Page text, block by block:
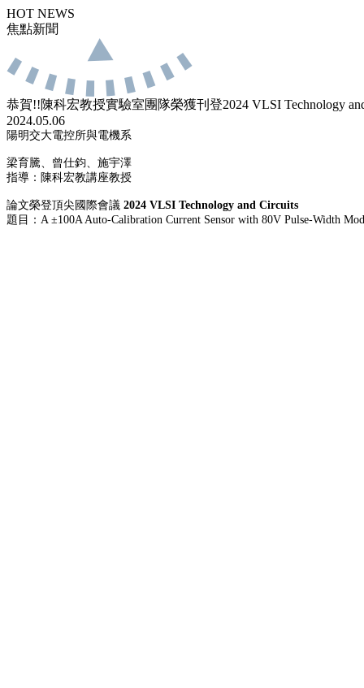
HOT NEWS
焦點新聞
恭賀!!陳科宏教授實驗室團隊榮獲刊登2024 VLSI Technology
2024.05.06
陽明交大電控所與電機系
梁育騰、曾仕鈞、施宇澤
指導：陳科宏教講座教授
論文榮登頂尖國際會議 2024 VLSI Technology and Circuits
題目： A ±100A Auto-Calibration Current Sensor with 80V Pulse-Width